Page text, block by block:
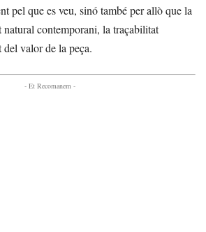
pel que es veu, sinó també per allò que la
contemporani, la traçabilitat
valor de la peça.
- Et Recomanem -